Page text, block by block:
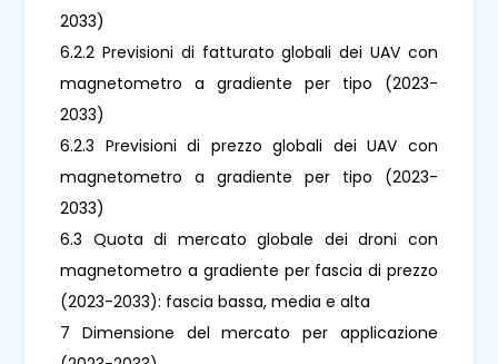
2033)
6.2.2 Previsioni di fatturato globali dei UAV con
magnetometro a gradiente per tipo (2023-
2033)
6.2.3 Previsioni di prezzo globali dei UAV con
magnetometro a gradiente per tipo (2023-
2033)
6.3 Quota di mercato globale dei droni con
magnetometro a gradiente per fascia di prezzo
(2023-2033): fascia bassa, media e alta
7 Dimensione del mercato per applicazione